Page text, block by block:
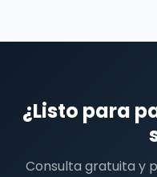
¿Listo para
Consulta gratuita y